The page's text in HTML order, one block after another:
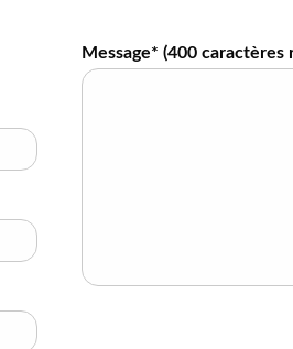
Message* (400 caractères